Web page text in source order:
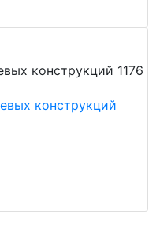
конструкций